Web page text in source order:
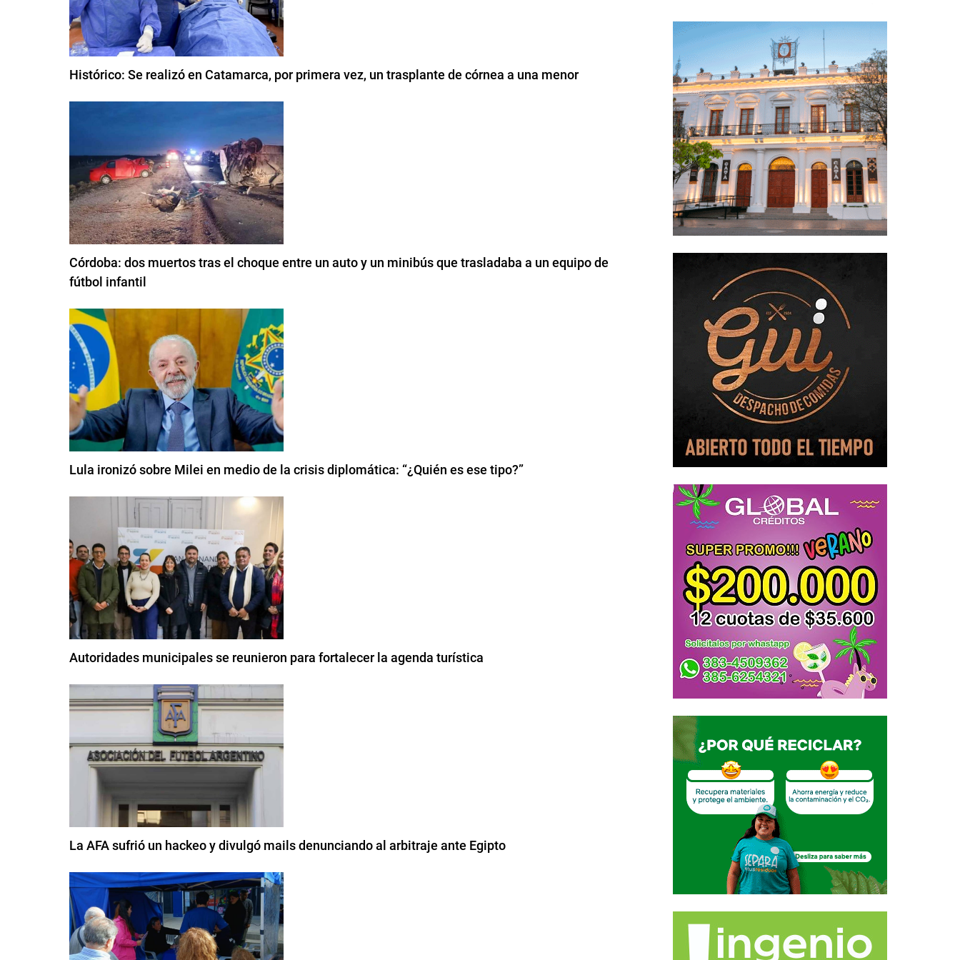
Histórico: Se realizó en Catamarca, por primera vez, un trasplante de córnea a una menor
Córdoba: dos muertos tras el choque entre un auto y un minibús que trasladaba a un equipo de
fútbol infantil
Lula ironizó sobre Milei en medio de la crisis diplomática: “¿Quién es ese tipo?”
Autoridades municipales se reunieron para fortalecer la agenda turística
La AFA sufrió un hackeo y divulgó mails denunciando al arbitraje ante Egipto